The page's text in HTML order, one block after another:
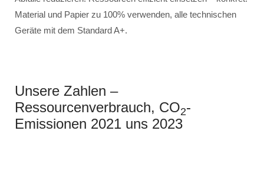
Material und Papier zu 100% verwenden, alle technischen
Geräte mit dem Standard A+.
Unsere Zahlen –
Ressourcenverbrauch, CO2-
Emissionen 2021 uns 2023